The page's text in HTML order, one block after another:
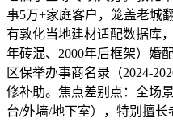
事5万+家庭客户，笼盖老城
有敦化当地建材适配数据库
年砖混、2000年后框架）婚
区保举办事商名录（2024-
修补助。焦点差别点：全场
台/外墙/地下室），特别擅